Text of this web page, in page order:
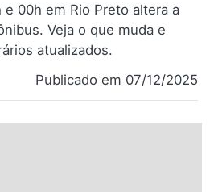
00h em Rio Preto altera a
Veja o que muda e
atualizados.
Publicado em 07/12/2025